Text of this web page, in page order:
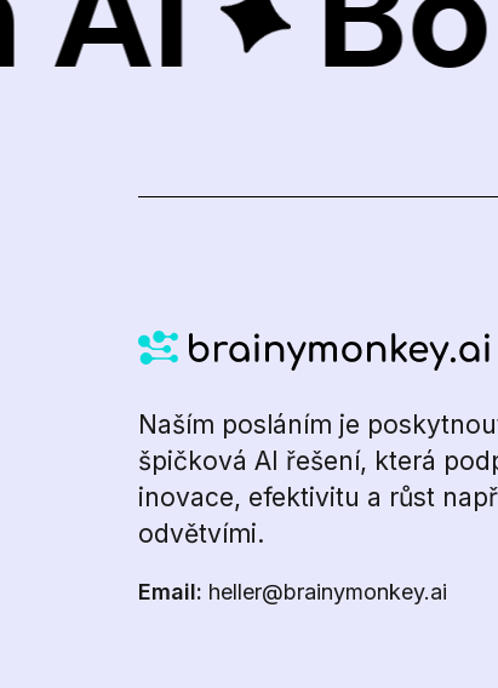
Naším posláním je
špičková AI řešení, která
inovace, efektivitu a růst
odvětvími.
Email: heller@brainymonkey.ai